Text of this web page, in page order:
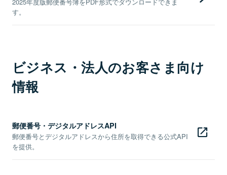
2025年度版郵便番号簿をPDF形式でダウンロードできま
す。
ビジネス・法人のお客さま向け
情報
郵便番号・デジタルアドレスAPI
郵便番号とデジタルアドレスから住所を取得できる公式API
を提供。